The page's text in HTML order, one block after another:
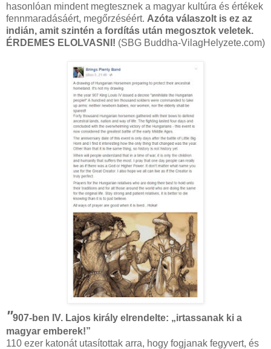
hasonlóan mindent megtesznek a magyar kultúra és értékek
fennmaradásáért, megőrzéséért. Azóta válaszolt is ez az
indián, amit szintén a fordítás után megosztok veletek.
ÉRDEMES ELOLVASNI! (SBG Buddha-VilagHelyzete.com)
"907-ben IV. Lajos király elrendelte: „irtassanak ki a
magyar emberek!”
110 ezer katonát utasítottak arra, hogy fogjanak fegyvert, és